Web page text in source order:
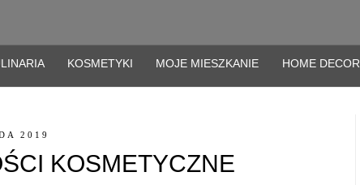
KOSMETYKI MOJE MIESZKANIE HOME DECOR
2019
KOSMETYCZNE